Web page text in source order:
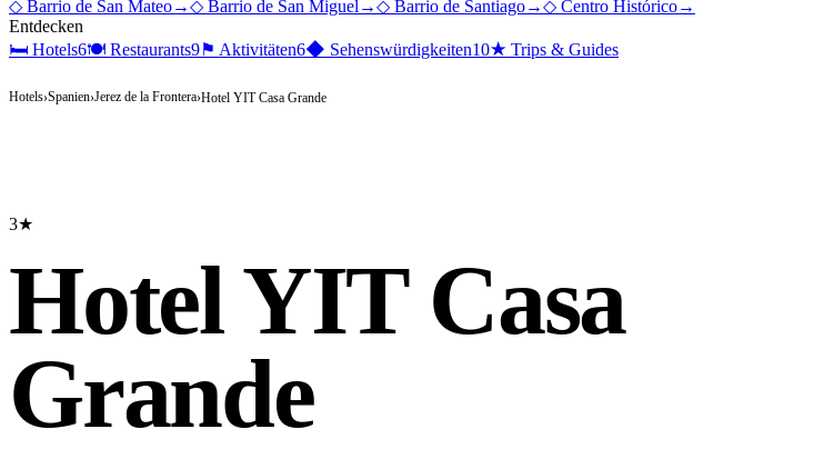
◇ Barrio de San Mateo→◇ Barrio de San Miguel →◇ Barrio de Santiago→◇ Centro Histórico→
Entdecken
🛏 Hotels6🍽 Restaurants9⚑ Aktivitäten6◆ Sehenswürdigkeiten10★ Trips & Guides
Hotels›Spanien›Jerez de la Frontera›Hotel YIT Casa Grande
3★
Hotel YIT Casa
Grande